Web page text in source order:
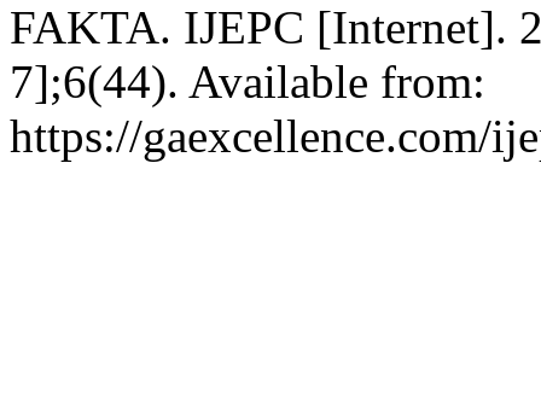
FAKTA. IJEPC [Internet].
7];6(44). Available from:
https://gaexcellence.com/